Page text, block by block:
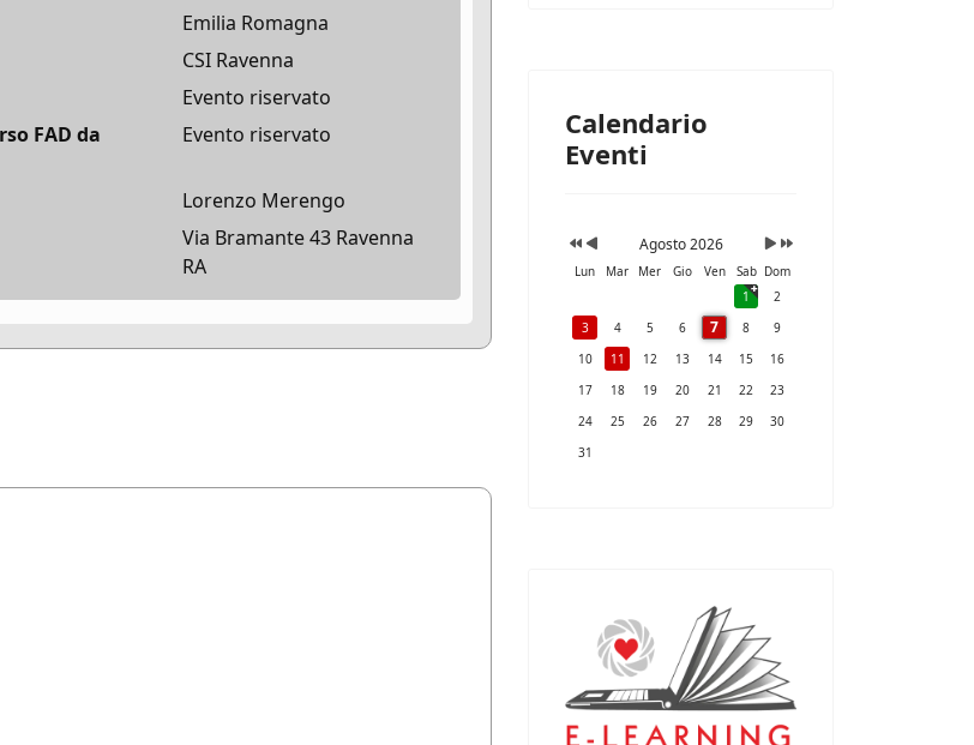
Emilia Romagna
CSI Ravenna
Evento riservato
FAD da
Evento riservato
Lorenzo Merengo
Via Bramante 43 Ravenna
RA
Calendario
Eventi
Agosto 2026
Lun Mar Mer Gio Ven Sab Dom
1
2
3
4 5 6 7 8
9
10
11 12 13 14 15
16
17
18 19 20 21 22
23
24
25 26 27 28 29
30
31